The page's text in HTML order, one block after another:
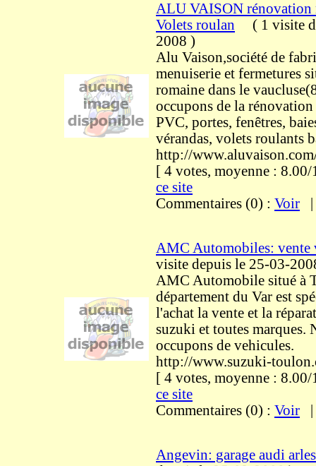
ALU VAISON rénovation
Volets roulan ( 1 visite
2008 )
Alu Vaison,société de
menuiserie et fermetures
romaine dans le
occupons de la
PVC, portes, fenêtres,
vérandas, volets roulants
http://
[ 4 votes, moyenne :
ce site
Commentaires (0) : Voir
AMC Automobiles: vente
visite depuis le 25-03-
AMC Automobile situé à
département du Var est
l'achat la vente et la
suzuki et toutes marques.
occupons de vehicules.
http://www.suzuki-
[ 4 votes, moyenne :
ce site
Commentaires (0) : Voir
Angevin: garage audi